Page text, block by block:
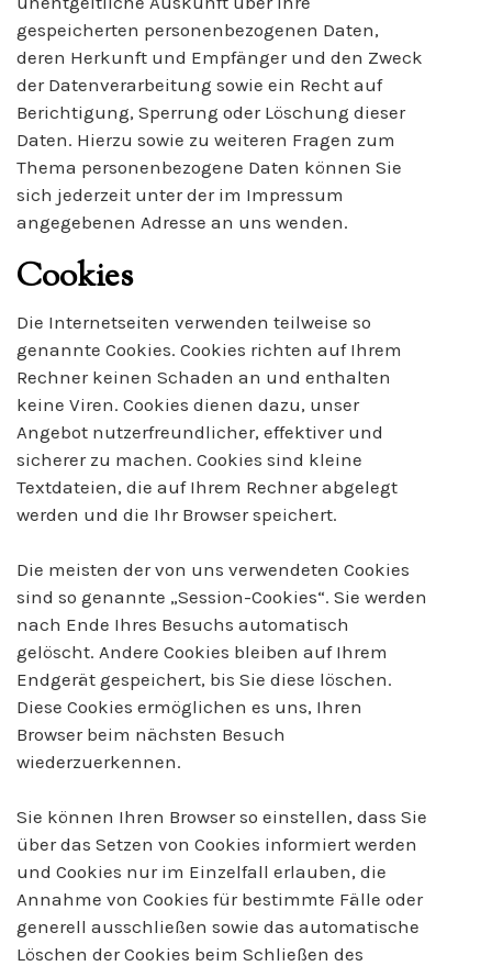
gespeicherten personenbezogenen Daten,
deren Herkunft und Empfänger und den Zweck
der Datenverarbeitung sowie ein Recht auf
Berichtigung, Sperrung oder Löschung dieser
Daten. Hierzu sowie zu weiteren Fragen zum
Thema personenbezogene Daten können Sie
sich jederzeit unter der im Impressum
angegebenen Adresse an uns wenden.
Cookies
Die Internetseiten verwenden teilweise so
genannte Cookies. Cookies richten auf Ihrem
Rechner keinen Schaden an und enthalten
keine Viren. Cookies dienen dazu, unser
Angebot nutzerfreundlicher, effektiver und
sicherer zu machen. Cookies sind kleine
Textdateien, die auf Ihrem Rechner abgelegt
werden und die Ihr Browser speichert.
Die meisten der von uns verwendeten Cookies
sind so genannte „Session-Cookies“. Sie werden
nach Ende Ihres Besuchs automatisch
gelöscht. Andere Cookies bleiben auf Ihrem
Endgerät gespeichert, bis Sie diese löschen.
Diese Cookies ermöglichen es uns, Ihren
Browser beim nächsten Besuch
wiederzuerkennen.
Sie können Ihren Browser so einstellen, dass Sie
über das Setzen von Cookies informiert werden
und Cookies nur im Einzelfall erlauben, die
Annahme von Cookies für bestimmte Fälle oder
generell ausschließen sowie das automatische
Löschen der Cookies beim Schließen des